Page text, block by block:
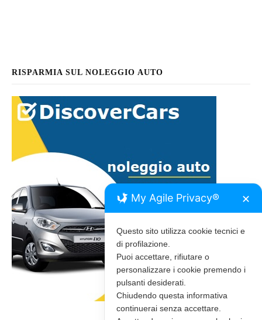
RISPARMIA SUL NOLEGGIO AUTO
My Agile Privacy® ✕
Questo sito utilizza cookie tecnici e
di profilazione.
Puoi accettare, rifiutare o
personalizzare i cookie premendo i
pulsanti desiderati.
Chiudendo questa informativa
continuerai senza accettare.